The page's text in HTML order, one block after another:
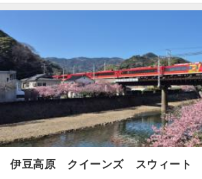
島
中
伊
豆
（
伊
豆
長
岡
・
伊豆高原 クイーンズ スウィート